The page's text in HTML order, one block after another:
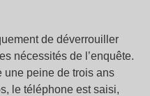
de déverrouiller
nécessités de l’enquête.
une peine de trois ans
le téléphone est saisi,